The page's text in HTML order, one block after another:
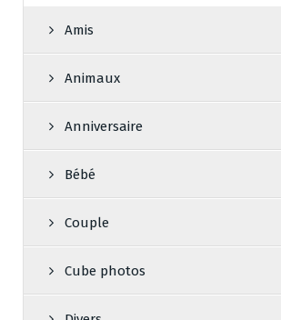
Amis
Animaux
Anniversaire
Bébé
Couple
Cube photos